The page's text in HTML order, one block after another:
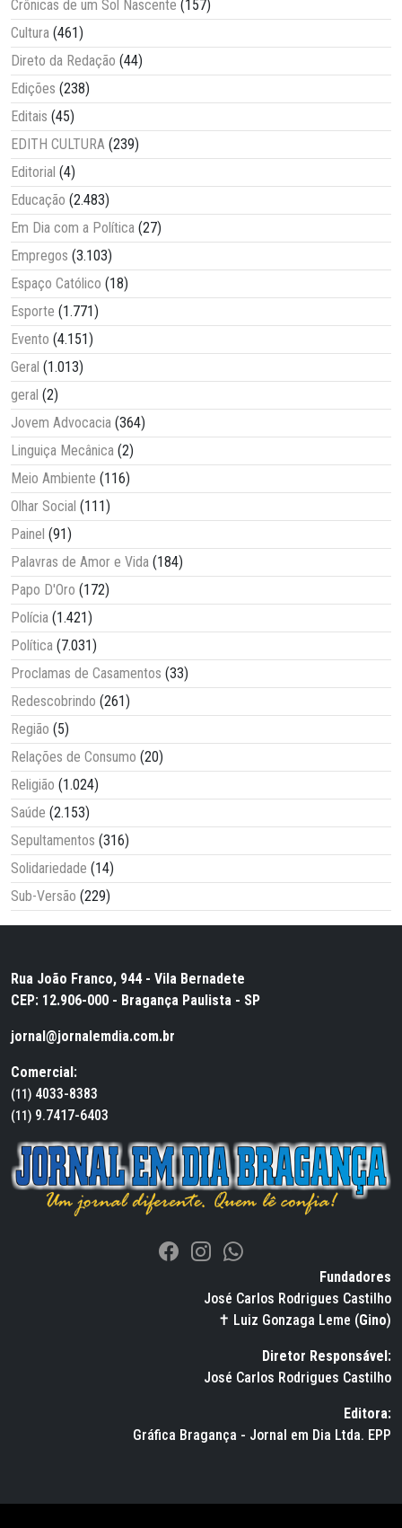
Crônicas de um Sol Nascente (157)
Cultura (461)
Direto da Redação (44)
Edições (238)
Editais (45)
EDITH CULTURA (239)
Editorial (4)
Educação (2.483)
Em Dia com a Política (27)
Empregos (3.103)
Espaço Católico (18)
Esporte (1.771)
Evento (4.151)
Geral (1.013)
geral (2)
Jovem Advocacia (364)
Linguiça Mecânica (2)
Meio Ambiente (116)
Olhar Social (111)
Painel (91)
Palavras de Amor e Vida (184)
Papo D'Oro (172)
Polícia (1.421)
Política (7.031)
Proclamas de Casamentos (33)
Redescobrindo (261)
Região (5)
Relações de Consumo (20)
Religião (1.024)
Saúde (2.153)
Sepultamentos (316)
Solidariedade (14)
Sub-Versão (229)
Rua João Franco, 944 - Vila Bernadete
CEP: 12.906-000 - Bragança Paulista - SP
jornal@jornalemdia.com.br
Comercial:
(11) 4033-8383
(11) 9.7417-6403
Fundadores
José Carlos Rodrigues Castilho
✝ Luiz Gonzaga Leme (Gino)
Diretor Responsável:
José Carlos Rodrigues Castilho
Editora:
Gráfica Bragança - Jornal em Dia Ltda. EPP